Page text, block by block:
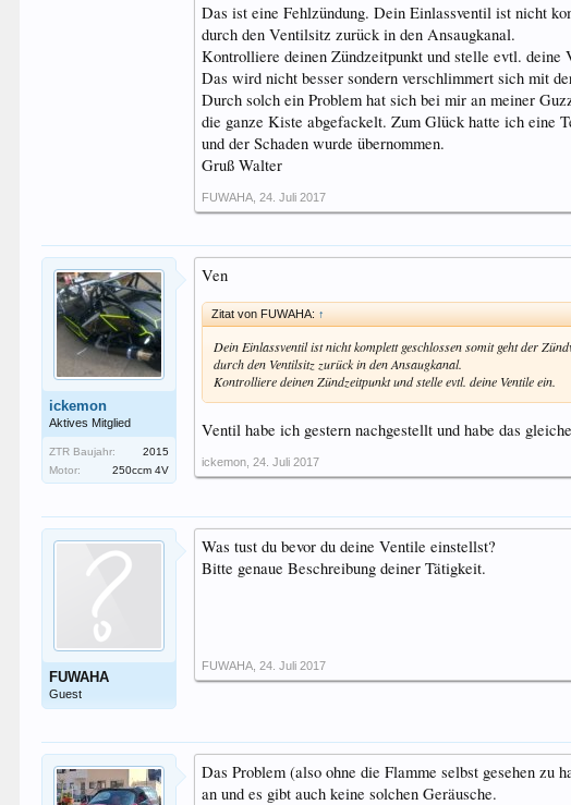
Das ist eine Fehlzündung. Dein Einlassventil ist nicht
durch den Ventilsitz zurück in den Ansaugkanal.
Kontrolliere deinen Zündzeitpunkt und stelle evtl. deine
Das wird nicht besser sondern verschlimmert sich mit
Durch solch ein Problem hat sich bei mir an meiner
die ganze Kiste abgefackelt. Zum Glück hatte ich eine
und der Schaden wurde übernommen.
Gruß Walter
FUWAHA 24. Juli 2017
ickemon
Aktives Mitglied
ZTR Baujahr:
2015
Motor:
250ccm 4V
Ven
Zitat von FUWAHA: ↑
Dein Einlassventil ist nicht komplett geschlossen somit geht der
durch den Ventilsitz zurück in den Ansaugkanal.
Kontrolliere deinen Zündzeitpunkt und stelle evtl. deine Ventile ein.
Ventil habe ich gestern nachgestellt und habe das
ickemon 24. Juli 2017
FUWAHA
Guest
Was tust du bevor du deine Ventile einstellst?
Bitte genaue Beschreibung deiner Tätigkeit.
FUWAHA 24. Juli 2017
Das Problem (also ohne die Flamme selbst gesehen
an und es gibt auch keine solchen Geräusche.